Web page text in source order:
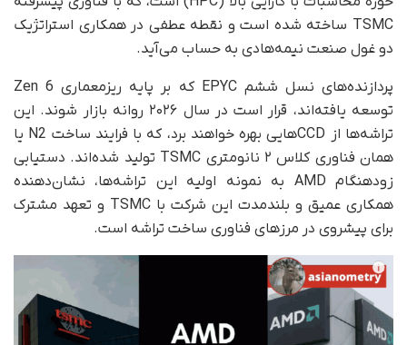
TSMC ساخته شده است و نقطه عطفی در همکاری استراتژیک
دو غول صنعت نیمه‌هادی به حساب می‌آید.
پردازنده‌های نسل ششم EPYC که بر پایه ریزمعماری Zen 6
توسعه یافته‌اند، قرار است در سال ۲۰۲۶ روانه بازار شوند. این
تراشه‌ها از CCDهایی بهره خواهند برد، که با فرایند ساخت N2 یا
همان فناوری کلاس ۲ نانومتری TSMC تولید شده‌اند. دستیابی
زودهنگام AMD به نمونه اولیه این تراشه‌ها، نشان‌دهنده
همکاری عمیق و بلندمدت این شرکت با TSMC و تعهد مشترک
برای پیشروی در مرزهای فناوری ساخت تراشه است.